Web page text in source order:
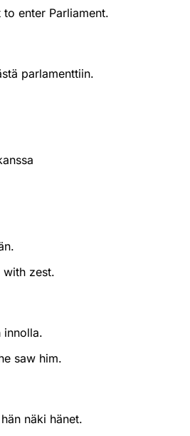
enter Parliament.
parlamenttiin.
with zest.
innolla.
saw him.
näki hänet.